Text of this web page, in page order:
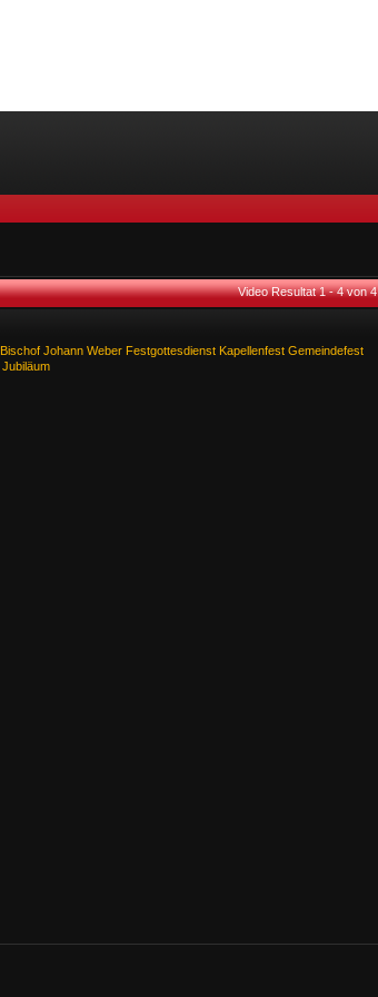
Video Resultat 1 - 4 von 4
Bischof Johann Weber Festgottesdienst Kapellenfest Gemeindefest
Jubiläum